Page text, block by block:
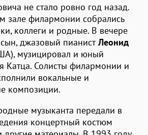
не стало ровно год назад.
зале филармонии собрались
коллеги и родные. В вечере
джазовый пианистЛеонид
музицировал и юный
Катца. Солисты филармонии и
вокальные и
композиции.
музыканта передали в
концертный костюм